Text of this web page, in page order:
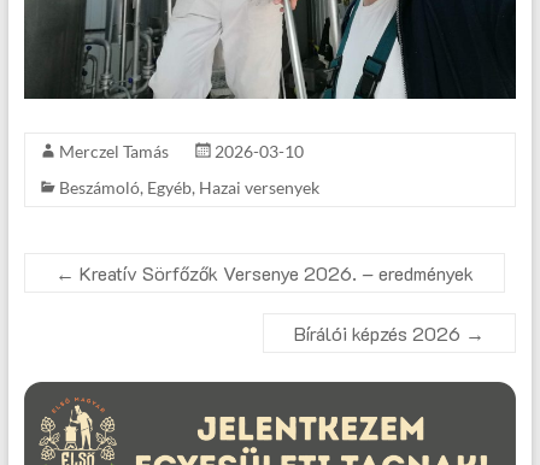
Merczel Tamás
2026-03-10
Beszámoló, Egyéb, Hazai versenyek
← Kreatív Sörfőzők Versenye 2026. – eredmények
Bírálói képzés 2026 →